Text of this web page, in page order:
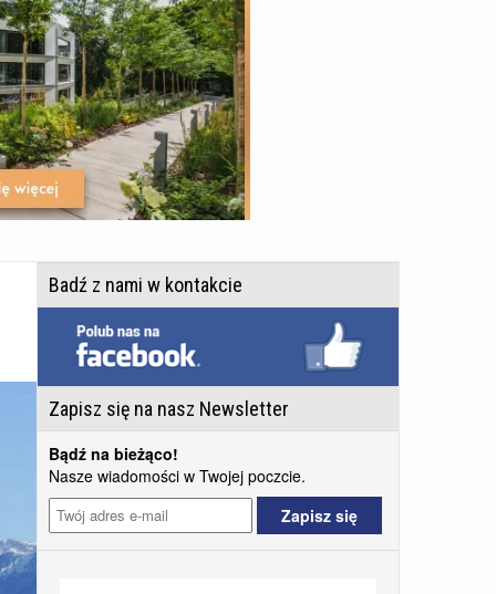
Badź z nami w kontakcie
Zapisz się na nasz Newsletter
Bądź na bieżąco!
Nasze wiadomości w Twojej poczcie.